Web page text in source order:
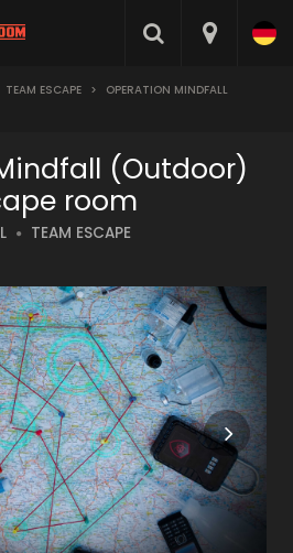
TEAM ESCAPE >
OPERATION MINDFALL
(Outdoor)
room
TEAM ESCAPE